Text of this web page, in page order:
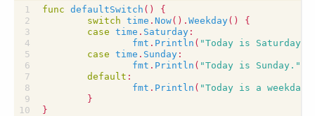
func defaultSwitch ()
{
switch time . Now(). Weekday()
{
case time . Saturday :
fmt . Println ( "Today is Saturday."
case time . Sunday :
fmt . Println ( "Today is Sunday."
default :
fmt . Println ( "Today is a
}
}